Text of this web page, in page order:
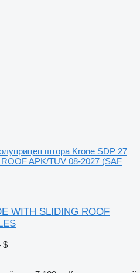
штора Krone SDP 27
APK/TUV 08-2027 (SAF
WITH SLIDING ROOF
$